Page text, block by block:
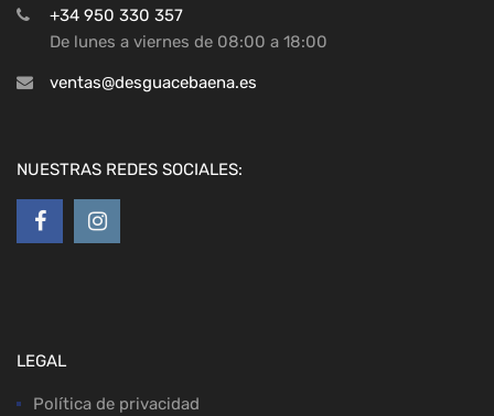
+34 950 330 357
De lunes a viernes de 08:00 a 18:00
ventas@desguacebaena.es
NUESTRAS REDES SOCIALES:
LEGAL
Política de privacidad